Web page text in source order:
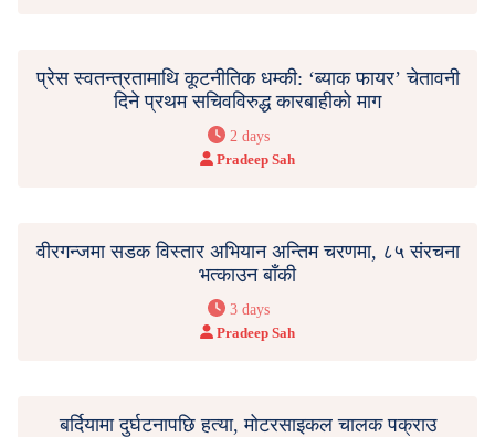
प्रेस स्वतन्त्रतामाथि कूटनीतिक धम्की: ‘ब्याक फायर’ चेतावनी
दिने प्रथम सचिवविरुद्ध कारबाहीको माग
2 days
Pradeep Sah
वीरगन्जमा सडक विस्तार अभियान अन्तिम चरणमा, ८५ संरचना
भत्काउन बाँकी
3 days
Pradeep Sah
बर्दियामा दुर्घटनापछि हत्या, मोटरसाइकल चालक पक्राउ